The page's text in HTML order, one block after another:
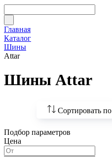
Главная
Каталог
Шины
Attar
Шины Attar
Сортировать по
По возрастанию
Подбор параметров
Цена